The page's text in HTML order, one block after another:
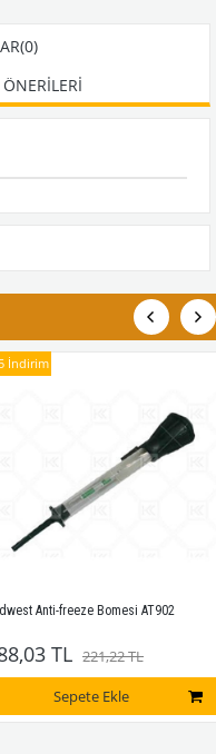
(0)
Anti-freeze Bomesi AT902
TL 221,22 TL
Sepete Ekle